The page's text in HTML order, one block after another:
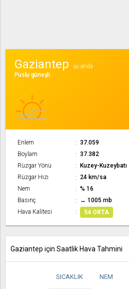
Gaziantep
şu anda
Puslu güneşli
Enlem
37.059
Boylam
37.382
Rüzgar Yönü
Kuzey-Kuzeybatı
Rüzgar Hızı
24 km/sa
Nem
% 16
Basınç
↔ 1005 mb
Hava Kalitesi
54 ORTA
Gaziantep için Saatlik Hava Tahmini
SICAKLIK NEM